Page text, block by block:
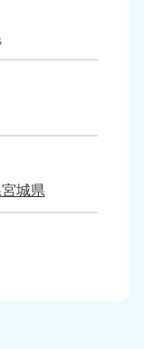
宮城県